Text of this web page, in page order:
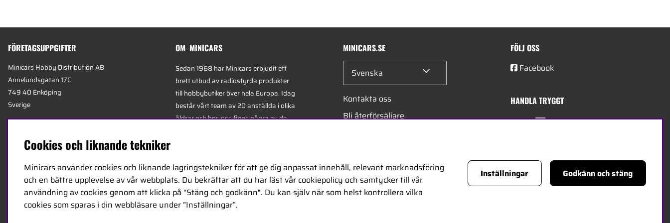
FÖRETAGSUPPGIFTER
Minicars Hobby Distribution AB
Annelundsgatan 17C
749 40 Enköping
Sverige
E-mail:info@minicars.se
OM MINICARS
Sedan 1968 har Minicars erbjudit ett
brett utbud av radiostyrda produkter
till hobbybutiker över hela Europa. Idag
består vårt team av 20 anställda i olika
åldrar och hos oss finns några av de
Minicars huvudkontor är beläget i
Enköping, strategiskt placerat längs
E18 mellan Stockholm och Oslo.
MINICARS.SE
Svenska
Kontakta oss
Bli återförsäljare
FÖLJ OSS
Facebook
HANDLA TRYGGT
Cookies och liknande tekniker
Minicars använder cookies och liknande lagringstekniker för att ge dig anpassat innehåll, relevant marknadsföring
och en bättre upplevelse av vår webbplats. Du bekräftar att du har läst vår cookiepolicy och samtycker till vår
användning av cookies genom att klicka på "Stäng och godkänn". Du kan själv när som helst kontrollera vilka
cookies som sparas i din webbläsare under ”Inställningar”.
Inställningar Godkänn och stäng